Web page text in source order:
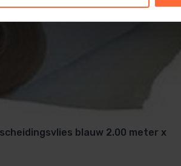
een grondzeil als
blauw 2.00 meter x